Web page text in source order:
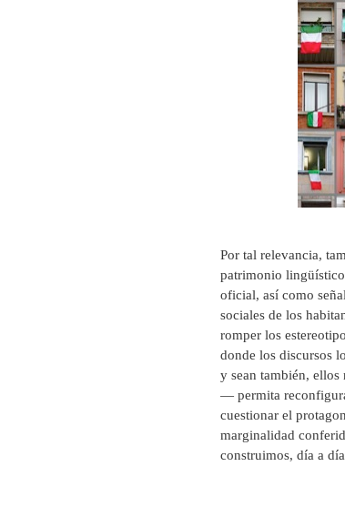
Por tal relevancia,
patrimonio lingüístico
oficial, así como
sociales de los
romper los
donde los discursos
y sean también, ellos
— permita
cuestionar el
marginalidad
construimos, día a